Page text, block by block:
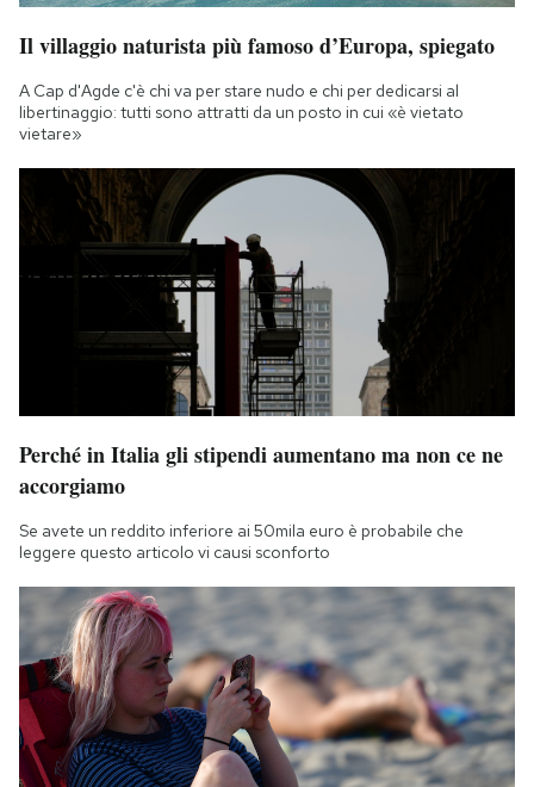
Il villaggio naturista più famoso d’Europa, spiegato
A Cap d'Agde c'è chi va per stare nudo e chi per dedicarsi al
libertinaggio: tutti sono attratti da un posto in cui «è vietato
vietare»
Perché in Italia gli stipendi aumentano ma non ce ne
accorgiamo
Se avete un reddito inferiore ai 50mila euro è probabile che
leggere questo articolo vi causi sconforto